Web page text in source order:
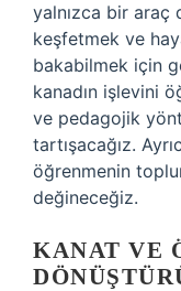
yalnızca bir araç
keşfetmek ve
bakabilmek için
kanadın işlevini
ve pedagojik
tartışacağız.
öğrenmenin
değineceğiz.
KANAT VE